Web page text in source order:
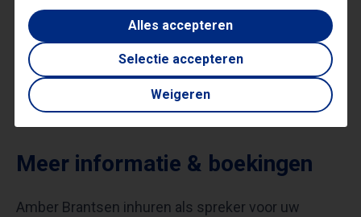
Reviews over Amber Brantsen
Schrijf een review
Meer informatie & boekingen
Amber Brantsen inhuren als spreker voor uw
Alles accepteren
Selectie accepteren
Weigeren